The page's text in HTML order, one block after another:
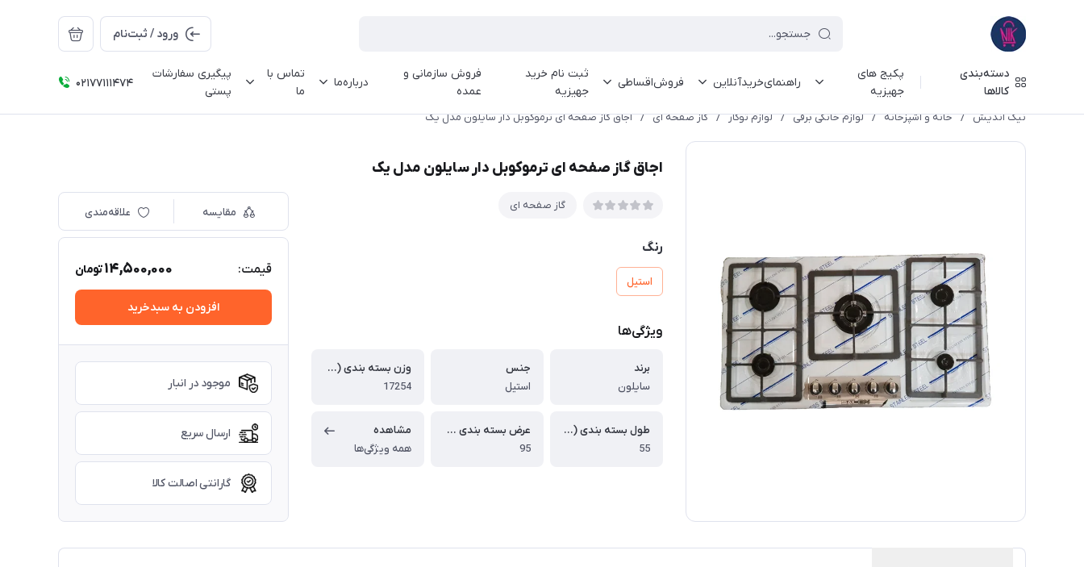
ورود / ثبت‌نام
دسته‌بندی
کالاها
پکیج های
جهیزیه
راهنمای‌خرید‌آنلاین فروش‌اقساطی
ثبت نام خرید
جهیزیه
فروش سازمانی و
عمده
درباره‌ما
تماس با
ما
پیگیری سفارشات
پستی
02177111474
نیک اندیش / خانه و آشپزخانه / لوازم خانگی برقی / لوازم توکار / گاز صفحه ای / اجاق گاز صفحه ای ترموکوبل دار سایلون مدل یک
اجاق گاز صفحه ای ترموکوبل دار سایلون مدل یک
گاز صفحه ای
رنگ
استیل
ویژگی‌ها
برند
سایلون
جنس
استیل
وزن بسته بندی (گرم)
17254
طول بسته بندی (سانتی متر)
55
عرض بسته بندی (سانتی متر)
95
مشاهده
همه ویژگی‌ها
مقایسه علاقه‌مندی
قیمت: 14,500,000تومان
افزودن به سبدخرید
موجود در انبار
ارسال سریع
گارانتی اصالت کالا